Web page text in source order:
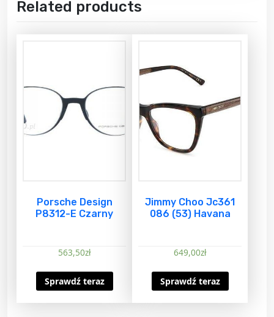
Related products
Porsche Design
P8312-E Czarny
563,50zł
Sprawdź teraz
Jimmy Choo Jc361
086 (53) Havana
649,00zł
Sprawdź teraz